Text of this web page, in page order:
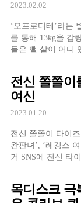
2023.02.02
‘오프로디테’라는
를 통해 13kg을 감
들은 뺄 살이 어디
는 안무 연습하면
2021년 여름과 다
전신 쫄쫄이
여신
2023.01.20
전신 쫄쫄이 타이
완판녀’, ‘레깅스
거 SNS에 전신 타
냈습니다. 이는 글
목디스크 극